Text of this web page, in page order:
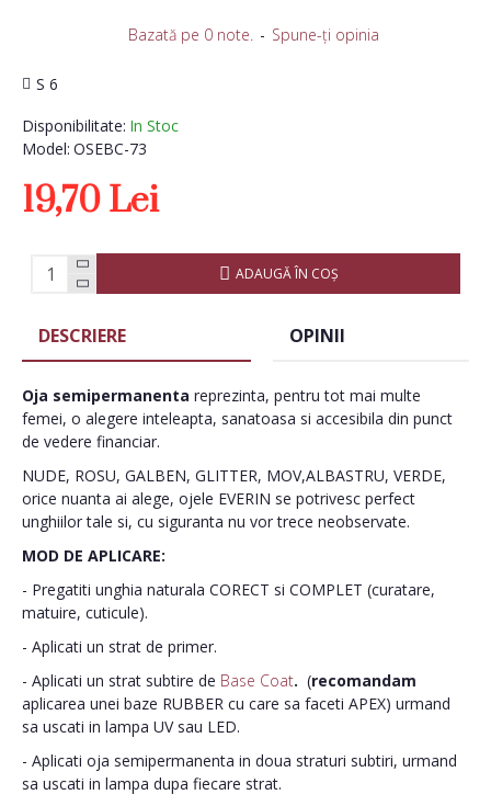
Disponibilitate: In Stoc
Model: OSEBC-73
S 6
Bazată pe 0 note. - Spune-ţi opinia
19,70 Lei
ADAUGĂ ÎN COŞ
DESCRIERE OPINII
Oja semipermanenta reprezinta, pentru tot mai multe
femei, o alegere inteleapta, sanatoasa si accesibila din punct
de vedere financiar.
NUDE, ROSU, GALBEN, GLITTER, MOV,ALBASTRU, VERDE,
orice nuanta ai alege, ojele EVERIN se potrivesc perfect
unghiilor tale si, cu siguranta nu vor trece neobservate.
MOD DE APLICARE:
- Pregatiti unghia naturala CORECT si COMPLET (curatare,
matuire, cuticule).
- Aplicati un strat de primer.
- Aplicati un strat subtire de Base Coat. (recomandam
aplicarea unei baze RUBBER cu care sa faceti APEX) urmand
sa uscati in lampa UV sau LED.
- Aplicati oja semipermanenta in doua straturi subtiri, urmand
sa uscati in lampa dupa fiecare strat.